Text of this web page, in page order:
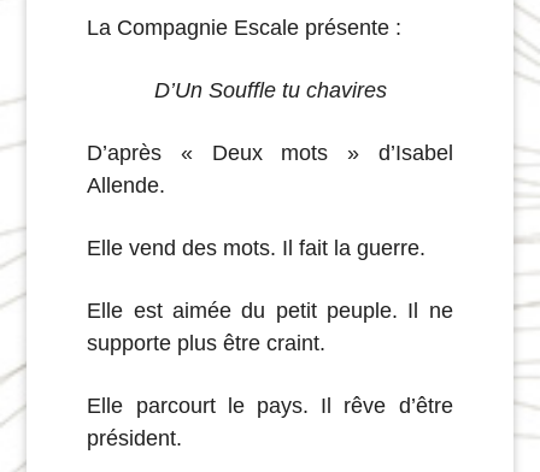
La Compagnie Escale présente :
D’Un Souffle tu chavires
D’après « Deux mots » d’Isabel
Allende.
Elle vend des mots. Il fait la guerre.
Elle est aimée du petit peuple. Il ne
supporte plus être craint.
Elle parcourt le pays. Il rêve d’être
président.